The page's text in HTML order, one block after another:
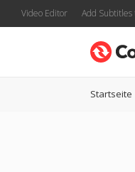
Video Editor Add Subtitles
Startseite